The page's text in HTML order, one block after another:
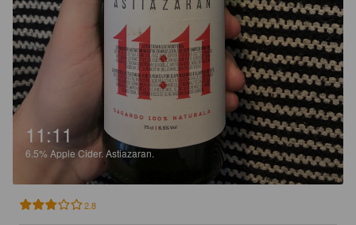
11:11
6.5% Apple Cider. Astiazaran.
2.8